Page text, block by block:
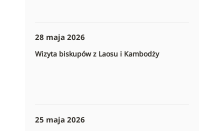
28 maja 2026
Wizyta biskupów z Laosu i Kambodży
25 maja 2026